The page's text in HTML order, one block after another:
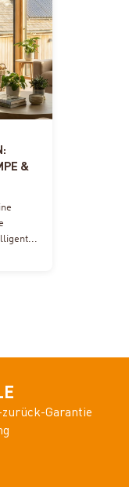
&
zurück-Garantie